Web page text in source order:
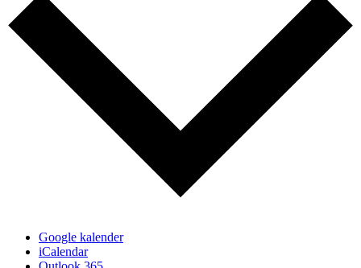
Google kalender
iCalendar